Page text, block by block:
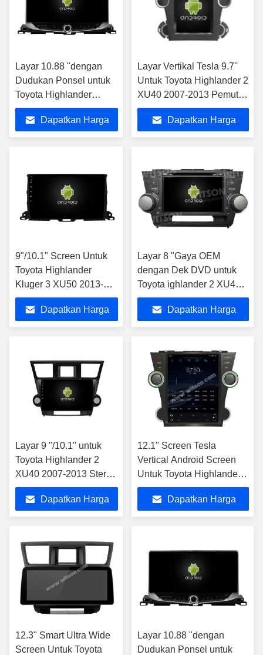
Layar 10.88 "dengan
Dudukan Ponsel untuk
Toyota Highlander
Kluger 3 XU50 2013-
2019 Stereo Multimedia
Dapatkan Harga
Layar Vertikal Tesla 9.7''
Untuk Toyota Highlander 2
XU40 2007-2013 Pemutar
Multimedia Mobil Android
Dapatkan Harga
9"/10.1" Screen Untuk
Toyota Highlander
Kluger 3 XU50 2013-
2019 Mobil Multimedia
StereoDapatkan Harga
Layar 8 "Gaya OEM
dengan Dek DVD untuk
Toyota ighlander 2 XU40
2007-2013 Stereo Mobil
AndroidDapatkan Harga
Layar 9 "/10.1" untuk
Toyota Highlander 2
XU40 2007-2013 Stereo
Multimedia Mobil
Dapatkan Harga
12.1" Screen Tesla
Vertical Android Screen
Untuk Toyota Highlander 2
XU40 2007-2013 Mobil
Multimedia Stereo
Dapatkan Harga
12.3" Smart Ultra Wide
Screen Untuk Toyota
Layar 10.88 "dengan
Dudukan Ponsel untuk